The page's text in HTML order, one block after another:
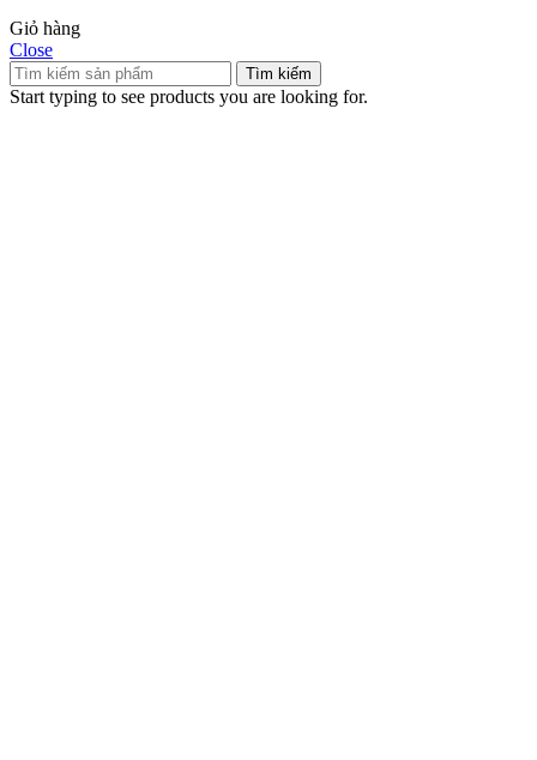
Giỏ hàng
Close
Tìm kiếm
Start typing to see products you are looking for.